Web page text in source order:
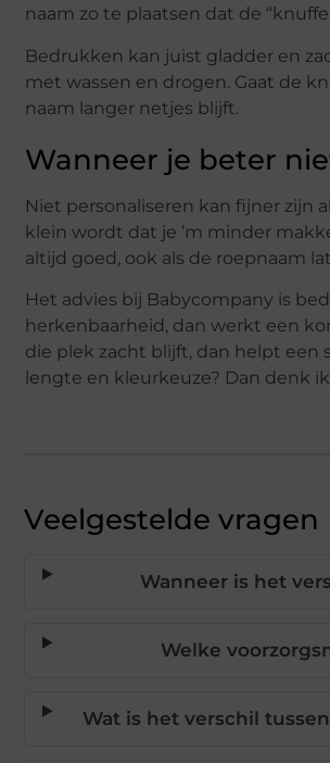
naam zo te plaatsen dat de
Bedrukken kan juist gladder en
met wassen en drogen. Gaat de
naam langer netjes blijft.
Wanneer je beter
Niet personaliseren kan fijner zijn
klein wordt dat je ’m minder
altijd goed, ook als de roepnaam
Het advies bij Babycompany is
herkenbaarheid, dan werkt een
die plek zacht blijft, dan helpt een
lengte en kleurkeuze? Dan denk
Veelgestelde vragen
Wanneer is het
Welke
Wat is het verschil